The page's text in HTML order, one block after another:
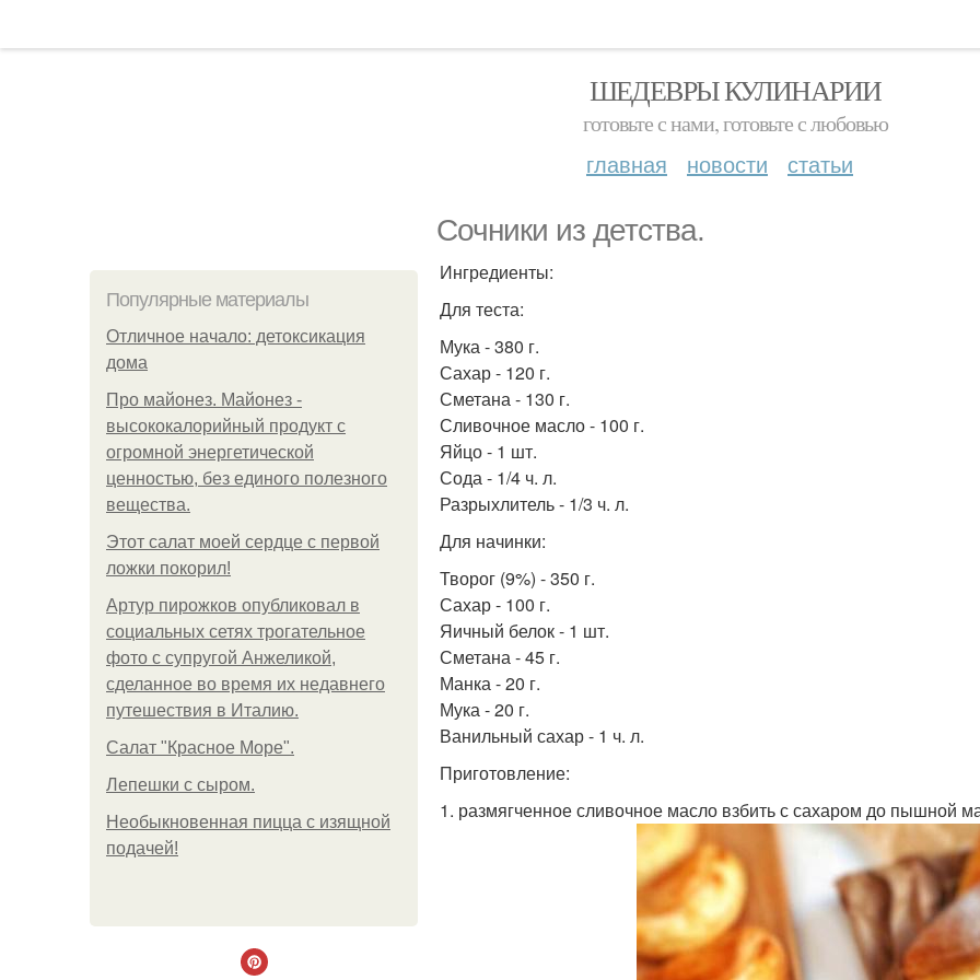
ШЕДЕВРЫ КУЛИНАРИИ
готовьте с нами, готовьте с любовью
главная новости статьи
Сочники из детства.
Популярные материалы
Отличное начало: детоксикация
дома
Про майонез. Майонез -
высококалорийный продукт с
огромной энергетической
ценностью, без единого полезного
вещества.
Этот салат моей сердце с первой
ложки покорил!
Артур пирожков опубликовал в
социальных сетях трогательное
фото с супругой Анжеликой,
сделанное во время их недавнего
путешествия в Италию.
Салат "Красное Море".
Лепешки с сыром.
Необыкновенная пицца с изящной
подачей!
Ингредиенты:
Для теста:
Мука - 380 г.
Сахар - 120 г.
Сметана - 130 г.
Сливочное масло - 100 г.
Яйцо - 1 шт.
Сода - 1/4 ч. л.
Разрыхлитель - 1/3 ч. л.
Для начинки:
Творог (9%) - 350 г.
Сахар - 100 г.
Яичный белок - 1 шт.
Сметана - 45 г.
Манка - 20 г.
Мука - 20 г.
Ванильный сахар - 1 ч. л.
Приготовление:
1. размягченное сливочное масло взбить с сахаром до пышной